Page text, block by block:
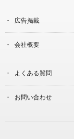
広告掲載
会社概要
よくある質問
お問い合わせ